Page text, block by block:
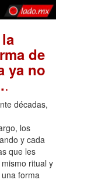
de
ya no
.
décadas,
los
y cada
que les
ritual y
forma